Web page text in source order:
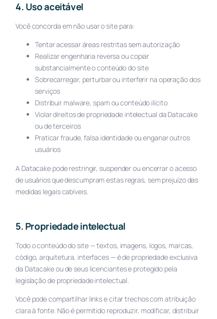
4. Uso aceitável
Você concorda em não usar o site para:
Tentar acessar áreas restritas sem autorização
Realizar engenharia reversa ou copiar
substancialmente o conteúdo do site
Sobrecarregar, perturbar ou interferir na operação dos
serviços
Distribuir malware, spam ou conteúdo ilícito
Violar direitos de propriedade intelectual da Datacake
ou de terceiros
Praticar fraude, falsa identidade ou enganar outros
usuários
A Datacake pode restringir, suspender ou encerrar o acesso
de usuários que descumpram estas regras, sem prejuízo das
medidas legais cabíveis.
5. Propriedade intelectual
Todo o conteúdo do site — textos, imagens, logos, marcas,
código, arquitetura, interfaces — é de propriedade exclusiva
da Datacake ou de seus licenciantes e protegido pela
legislação de propriedade intelectual.
Você pode compartilhar links e citar trechos com atribuição
clara à fonte. Não é permitido reproduzir, modificar, distribuir